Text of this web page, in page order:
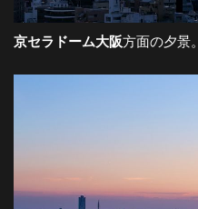
京セラドーム大阪方面の夕景。